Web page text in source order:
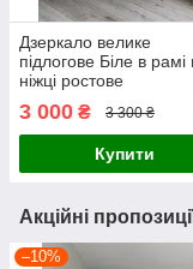
Дзеркало велике
підлогове Біле в рамі
ніжці ростове
3 000 ₴ 3 300 ₴
Купити
Акційні
–10%